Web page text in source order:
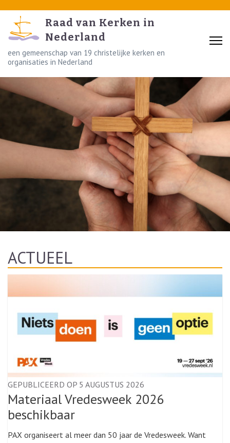
content
(Press
Enter)
Raad van Kerken in
Nederland
een gemeenschap van 19 christelijke kerken en
organisaties in Nederland
ACTUEEL
GEPUBLICEERD OP 5 AUGUSTUS 2026
Materiaal Vredesweek 2026
beschikbaar
PAX organiseert al meer dan 50 jaar de Vredesweek. Want